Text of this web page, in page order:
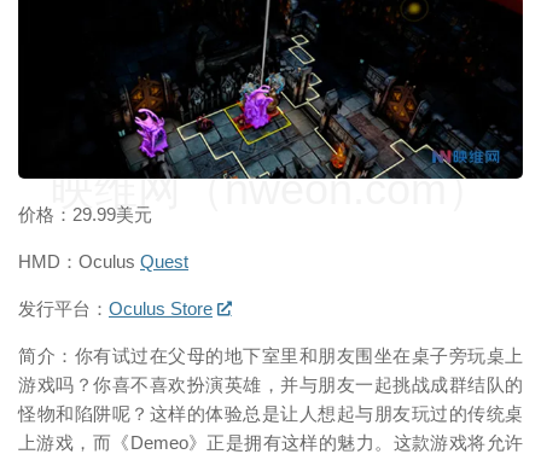
价格：29.99美元
HMD：Oculus Quest
发行平台： Oculus Store
简介：你有试过在父母的地下室里和朋友围坐在桌子旁玩桌上
游戏吗？你喜不喜欢扮演英雄，并与朋友一起挑战成群结队的
怪物和陷阱呢？这样的体验总是让人想起与朋友玩过的传统桌
上游戏，而《Demeo》正是拥有这样的魅力。这款游戏将允许
映维网（nweon.com）